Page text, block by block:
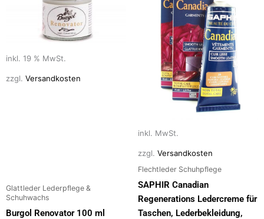
inkl. 19 % MwSt.
zzgl. Versandkosten
Glattleder Lederpflege &
Schuhwachs
Burgol Renovator 100 ml
inkl. MwSt.
zzgl. Versandkosten
Flechtleder Schuhpflege
SAPHIR Canadian
Regenerations Ledercreme für
Taschen, Lederbekleidung,
mehrere
Varianten
Optionen
können
gewählt
werden